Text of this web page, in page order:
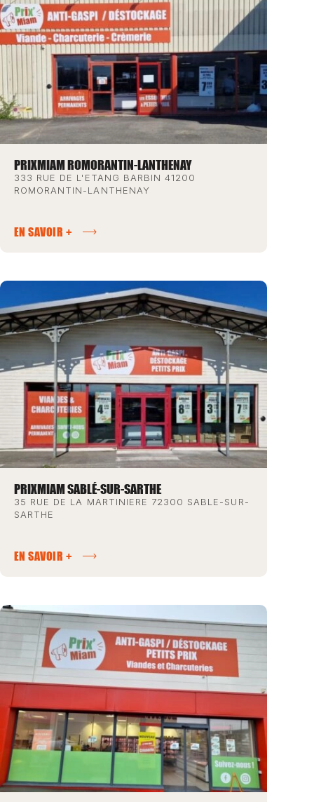
PRIXMIAM ROMORANTIN-LANTHENAY
333 RUE DE L'ETANG BARBIN 41200
ROMORANTIN-LANTHENAY
EN SAVOIR +
PRIXMIAM SABLÉ-SUR-SARTHE
35 RUE DE LA MARTINIERE 72300 SABLE-SUR-
SARTHE
EN SAVOIR +